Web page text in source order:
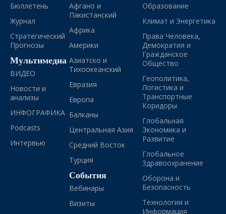
Бюллетень
Журнал
Стратегический
Прогнозы
Мультимедиа
ВИДЕО
Новости и
анализы
ИНФОГРАФИКА
Podcasts
Интервью
Афгано и
Пакистанский
Африка
Америки
Азиатско и
Тихоокеанский
Евразия
Европа
Балканы
Центральная Азия
Средний Восток
Турция
События
Вебинары
Визиты
Образование
Климат и Энергетика
Права Человека,
Демократия и
Гражданское
Общество
Геополитика,
Логистика и
Транспортные
Коридоры
Глобальная
Экономика и
Развитие
Глобальное
Здравоохранение
Оборона и
Безопасность
Технология и
Информация